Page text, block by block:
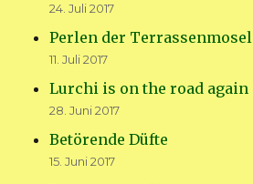
24. Juli 2017
Perlen der Terrassenmosel
11. Juli 2017
Lurchi is on the road again
28. Juni 2017
Betörende Düfte
15. Juni 2017